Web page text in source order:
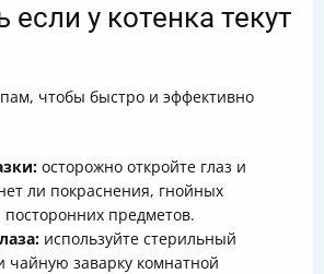
если у котенка текут
чтобы быстро и эффективно
осторожно откройте глаз и
ли покраснения, гнойных
предметов.
используйте стерильный
чайную заварку комнатной